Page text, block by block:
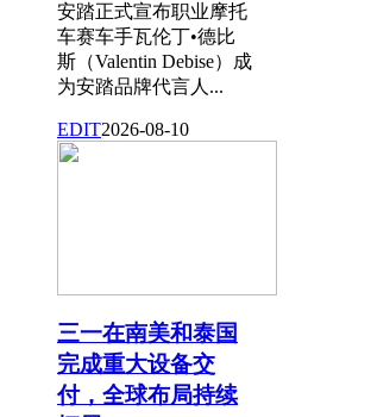
安踏正式宣布职业摩托
车赛车手瓦伦丁•德比
斯（Valentin Debise）成
为安踏品牌代言人...
EDIT2026-08-10
三一在南美和泰国
完成重大设备交
付，全球布局持续